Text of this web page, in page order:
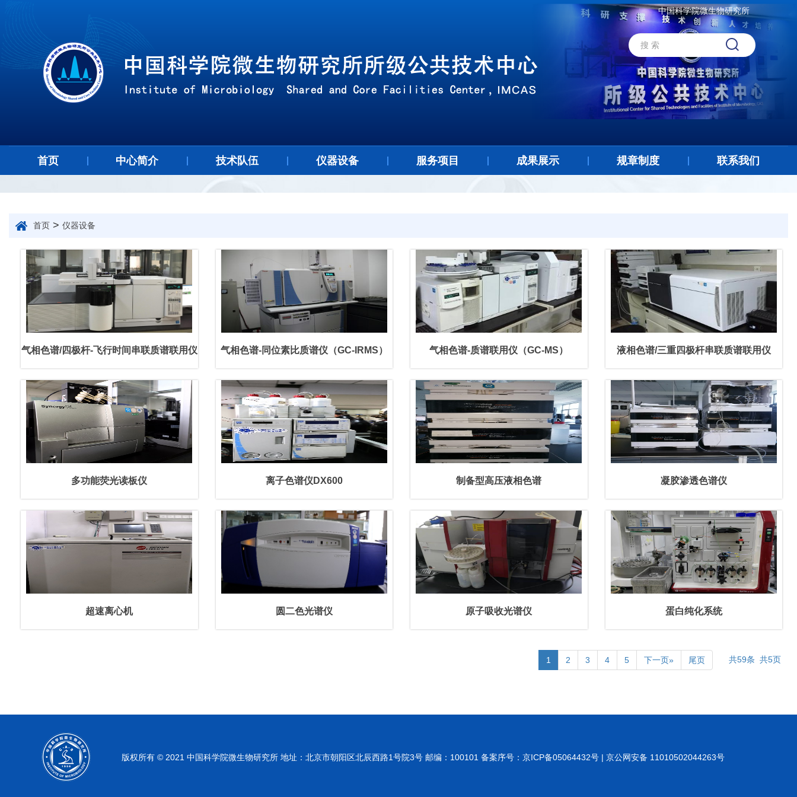
中国科学院微生物研究所
首页 中心简介 技术队伍 仪器设备 服务项目 成果展示 规章制度 联系我们
首页 > 仪器设备
气相色谱/四极杆-飞行时间串联质谱联用仪 气相色谱-同位素比质谱仪（GC-IRMS） 气相色谱-质谱联用仪（GC-MS） 液相色谱/三重四极杆串联质谱联用仪
多功能荧光读板仪 离子色谱仪DX600 制备型高压液相色谱 凝胶渗透色谱仪
超速离心机 圆二色光谱仪 原子吸收光谱仪 蛋白纯化系统
1 2 3 4 5 下一页» 尾页 共59条 共5页
版权所有 © 2021 中国科学院微生物研究所 地址：北京市朝阳区北辰西路1号院3号 邮编：100101 备案序号：京ICP备05064432号 | 京公网安备 11010502044263号